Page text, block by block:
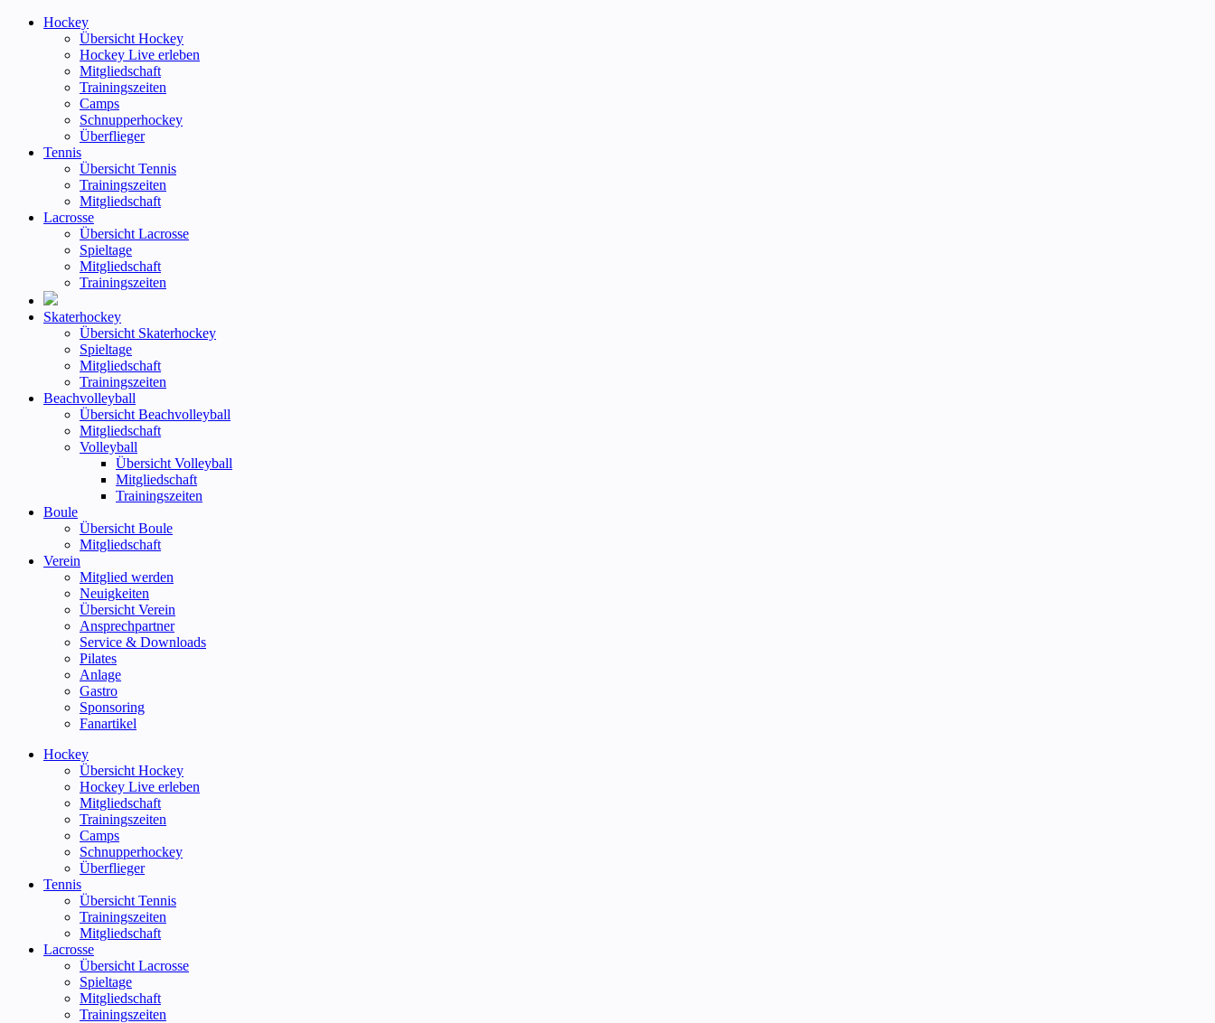
Hockey
Übersicht Hockey
Hockey Live erleben
Mitgliedschaft
Trainingszeiten
Camps
Schnupperhockey
Überflieger
Tennis
Übersicht Tennis
Trainingszeiten
Mitgliedschaft
Lacrosse
Übersicht Lacrosse
Spieltage
Mitgliedschaft
Trainingszeiten
Skaterhockey
Übersicht Skaterhockey
Spieltage
Mitgliedschaft
Trainingszeiten
Beachvolleyball
Übersicht Beachvolleyball
Mitgliedschaft
Volleyball
Übersicht Volleyball
Mitgliedschaft
Trainingszeiten
Boule
Übersicht Boule
Mitgliedschaft
Verein
Mitglied werden
Neuigkeiten
Übersicht Verein
Ansprechpartner
Service & Downloads
Pilates
Anlage
Gastro
Sponsoring
Fanartikel
Hockey
Übersicht Hockey
Hockey Live erleben
Mitgliedschaft
Trainingszeiten
Camps
Schnupperhockey
Überflieger
Tennis
Übersicht Tennis
Trainingszeiten
Mitgliedschaft
Lacrosse
Übersicht Lacrosse
Spieltage
Mitgliedschaft
Trainingszeiten